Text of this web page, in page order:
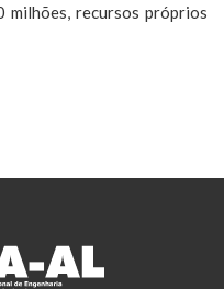
recursos próprios